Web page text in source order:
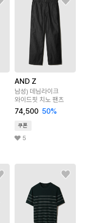
AND Z
남성) 데님라이크
와이드핏 치노 팬츠
74,500 50%
쿠폰
5